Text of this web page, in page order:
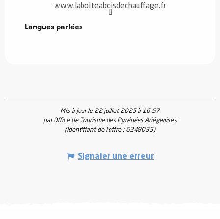
www.laboiteaboisdechauffage.fr
Langues parlées
Langues parlées
Mis à jour le 22 juillet 2025 à 16:57
par Office de Tourisme des Pyrénées Ariégeoises
(Identifiant de l'offre : 6248035)
Signaler une erreur